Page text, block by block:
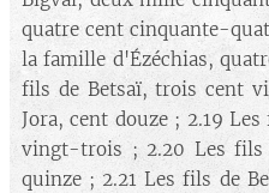
quatre cent cinquante-
la famille d'Ézéchias,
fils de Betsaï, trois cent
Jora, cent douze ; 2.19
vingt-trois ; 2.20 Les fils
quinze ; 2.21 Les fils de